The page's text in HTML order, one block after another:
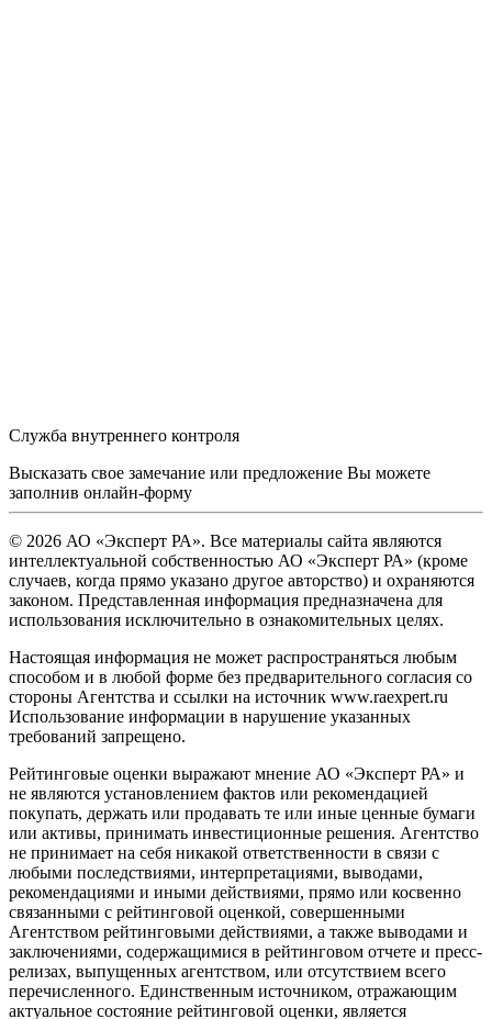
Служба внутреннего контроля
Высказать свое замечание или предложение Вы можете
заполнив онлайн-форму
© 2026 АО «Эксперт РА». Все материалы сайта являются
интеллектуальной собственностью АО «Эксперт РА» (кроме
случаев, когда прямо указано другое авторство) и охраняются
законом. Представленная информация предназначена для
использования исключительно в ознакомительных целях.
Настоящая информация не может распространяться любым
способом и в любой форме без предварительного согласия со
стороны Агентства и ссылки на источник www.raexpert.ru
Использование информации в нарушение указанных
требований запрещено.
Рейтинговые оценки выражают мнение АО «Эксперт РА» и
не являются установлением фактов или рекомендацией
покупать, держать или продавать те или иные ценные бумаги
или активы, принимать инвестиционные решения. Агентство
не принимает на себя никакой ответственности в связи с
любыми последствиями, интерпретациями, выводами,
рекомендациями и иными действиями, прямо или косвенно
связанными с рейтинговой оценкой, совершенными
Агентством рейтинговыми действиями, а также выводами и
заключениями, содержащимися в рейтинговом отчете и пресс-
релизах, выпущенных агентством, или отсутствием всего
перечисленного. Единственным источником, отражающим
актуальное состояние рейтинговой оценки, является